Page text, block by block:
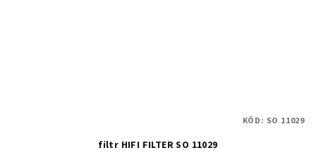
filtr HIFI FILTER SO 11029
KÓD: SO 11029